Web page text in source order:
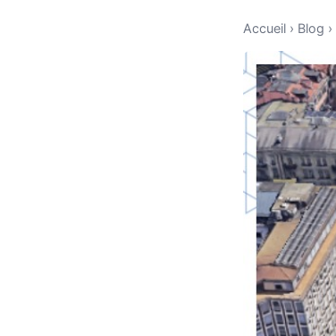
Accueil › Blog ›